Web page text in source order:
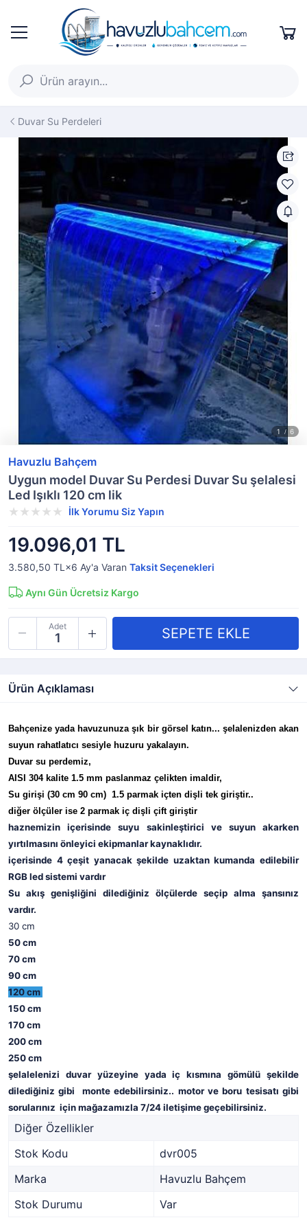
Duvar Su Perdeleri
Havuzlu Bahçem
Uygun model Duvar Su Perdesi Duvar Su şelalesi
Led Işıklı 120 cm lik
İlk Yorumu Siz Yapın
19.096,01 TL
3.580,50 TL×6 Ay'a Varan Taksit Seçenekleri
Aynı Gün Ücretsiz Kargo
Adet
Ürün Açıklaması
Bahçenize yada havuzunuza şık bir görsel katın... şelalenizden akan
suyun rahatlatıcı sesiyle huzuru yakalayın.
Duvar su perdemiz,
AISI 304 kalite 1.5 mm paslanmaz çelikten imaldir,
Su girişi (30 cm 90 cm) 1.5 parmak içten dişli tek giriştir..
diğer ölçüler ise 2 parmak iç dişli çift giriştir
haznemizin içerisinde suyu sakinleştirici ve suyun akarken
yırtılmasını önleyici ekipmanlar kaynaklıdır.
içerisinde 4 çeşit yanacak şekilde uzaktan kumanda edilebilir
RGB led sistemi vardır
Su akış genişliğini dilediğiniz ölçülerde seçip alma şansınız
vardır.
30 cm
50 cm
70 cm
90 cm
120 cm
150 cm
170 cm
200 cm
250 cm
şelalelenizi duvar yüzeyine yada iç kısmına gömülü şekilde
dilediğiniz gibi monte edebilirsiniz.. motor ve boru tesisatı gibi
sorularınız için mağazamızla 7/24 iletişime geçebilirsiniz.
Diğer Özellikler
Stok Kodu
dvr005
Marka
Havuzlu Bahçem
Stok Durumu
Var